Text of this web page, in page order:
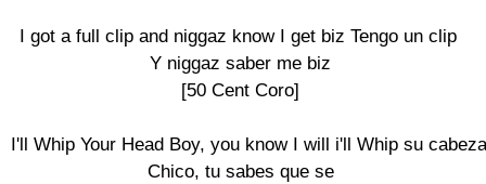
I got a full clip and niggaz know I get biz Tengo un clip
Y niggaz saber me biz
[50 Cent Coro]
I'll Whip Your Head Boy, you know I will i'll Whip su
Chico, tu sabes que se